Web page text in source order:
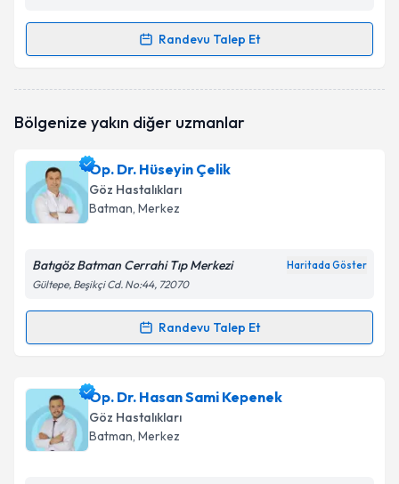
Randevu Talep Et
Randevu Takvimi Talebi
oluşturun. Size bu uzmandan randevu almanız için bir
E-posta Adresiniz
Kişisel verilerimin işlenmesine ilişkin
Aydınlatma
Metni'ni okudum ve kişisel verilerimin belirtilen
Bölgenize yakın diğer uzmanlar
Op. Dr. Hüseyin Çelik
Göz Hastalıkları
Batman, Merkez
Batıgöz Batman Cerrahi Tıp Merkezi Haritada Göster
Gültepe, Beşikçi Cd. No:44, 72070
Randevu Talep Et
Randevu Takvimi Talebi
Op. Dr. Hüseyin Çelikiçin randevu takvimi talebi
oluşturun. Size bu uzmandan randevu almanız için bir
takvim hazırlandığında e-posta ile bilgilendireceğiz.
Op. Dr. Hasan Sami Kepenek
Göz Hastalıkları
Batman, Merkez